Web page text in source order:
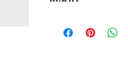
ซื้อขั้นต่ำ 5,000 บาท)